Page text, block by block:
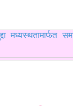
मध्यस्थतामार्फत